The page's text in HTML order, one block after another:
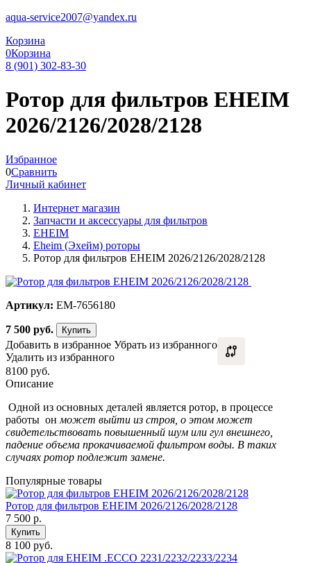
aqua-service2007@yandex.ru
Корзина
0Корзина
8 (901) 302-83-30
Ротор для фильтров EHEIM
2026/2126/2028/2128
Избранное
0Сравнить
Личный кабинет
Интернет магазин
Запчасти и аксессуары для фильтров
EHEIM
Еheim (Эхейм) роторы
Ротор для фильтров EHEIM 2026/2126/2028/2128
Артикул: EM-7656180
7 500 руб. Купить
Добавить в избранное Убрать из избранного
Удалить из избранного
8100 руб.
Описание
Одной из основных деталей является ротор, в процессе
работы он может выйти из строя, о этом может
свидетельствовать повышенный шум или гул внешнего,
падение объема прокачиваемой фильтром воды. В таких
случаях ротор подлежит замене.
Популярные товары
Ротор для фильтров EHEIM 2026/2126/2028/2128
7 500 р.
Купить
8 100 руб.